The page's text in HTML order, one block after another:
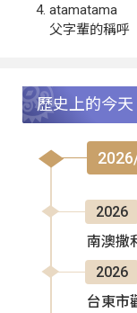
atamatama
父字輩的稱呼
歷史上的今天
2026
南澳撒
2026
台東市